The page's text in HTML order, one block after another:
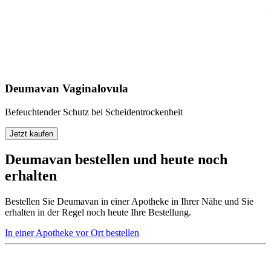
Deumavan Vaginalovula
Befeuchtender Schutz bei Scheidentrockenheit
Jetzt kaufen
Deumavan bestellen und heute noch
erhalten
Bestellen Sie Deumavan in einer Apotheke in Ihrer Nähe und Sie
erhalten in der Regel noch heute Ihre Bestellung.
In einer Apotheke vor Ort bestellen